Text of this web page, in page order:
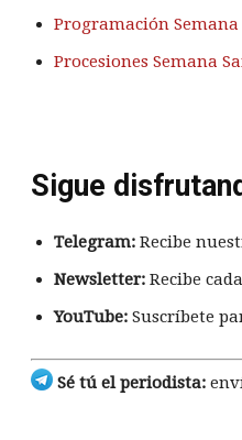
Programación Semana
Procesiones Semana
Sigue
Telegram: Recibe
Newsletter: Recibe
YouTube: Suscríbete
Sé tú el periodista: